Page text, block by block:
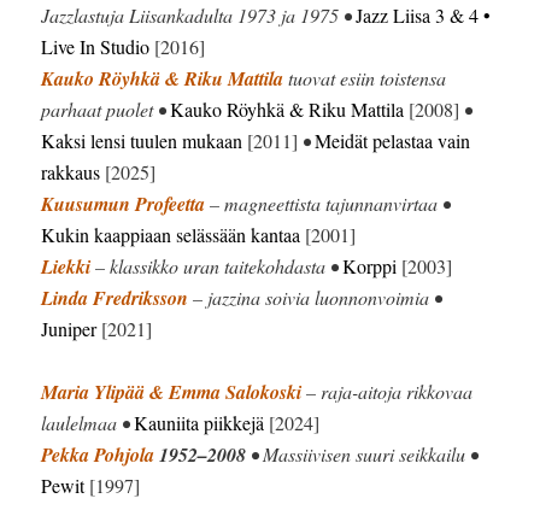
Jazzlastuja Liisankadulta 1973 ja 1975 •Jazz Liisa 3 & 4 •
Live In Studio [2016]
Kauko Röyhkä & Riku Mattilatuovat esiin toistensa
parhaat puolet •Kauko Röyhkä & Riku Mattila [2008] •
Kaksi lensi tuulen mukaan [2011] •Meidät pelastaa vain
rakkaus [2025]
Kuusumun Profeetta– magneettista tajunnanvirtaa •
Kukin kaappiaan selässään kantaa [2001]
Liekki– klassikko uran taitekohdasta •Korppi [2003]
Linda Fredriksson – jazzina soivia luonnonvoimia •
Juniper[2021]
Maria Ylipää & Emma Salokoski– raja-aitoja rikkovaa
laulelmaa •Kauniita piikkejä [2024]
Pekka Pohjola1952–2008 • Massiivisen suuri seikkailu •
Pewit[1997]